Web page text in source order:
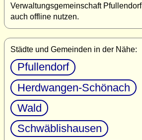
Verwaltungsgemeinschaft Pfullendorf
auch offline nutzen.
Städte und Gemeinden in der Nähe:
Pfullendorf
Herdwangen-Schönach
Wald
Schwäblishausen